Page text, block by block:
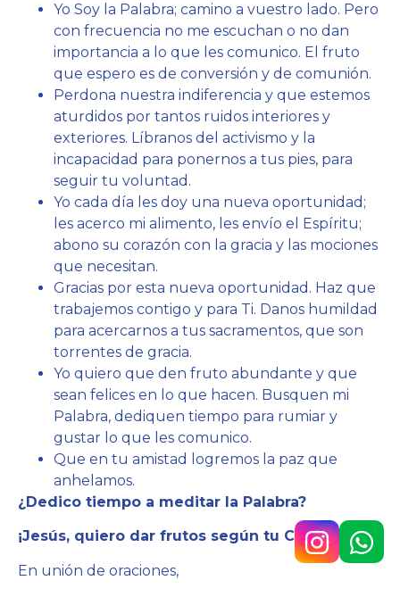
Yo Soy la Palabra; camino a vuestro lado. Pero
con frecuencia no me escuchan o no dan
importancia a lo que les comunico. El fruto
que espero es de conversión y de comunión.
Perdona nuestra indiferencia y que estemos
aturdidos por tantos ruidos interiores y
exteriores. Líbranos del activismo y la
incapacidad para ponernos a tus pies, para
seguir tu voluntad.
Yo cada día les doy una nueva oportunidad;
les acerco mi alimento, les envío el Espíritu;
abono su corazón con la gracia y las mociones
que necesitan.
Gracias por esta nueva oportunidad. Haz que
trabajemos contigo y para Ti. Danos humildad
para acercarnos a tus sacramentos, que son
torrentes de gracia.
Yo quiero que den fruto abundante y que
sean felices en lo que hacen. Busquen mi
Palabra, dediquen tiempo para rumiar y
gustar lo que les comunico.
Que en tu amistad logremos la paz que
anhelamos.
¿Dedico tiempo a meditar la Palabra?
¡Jesús, quiero dar frutos según tu Corazón!
En unión de oraciones,